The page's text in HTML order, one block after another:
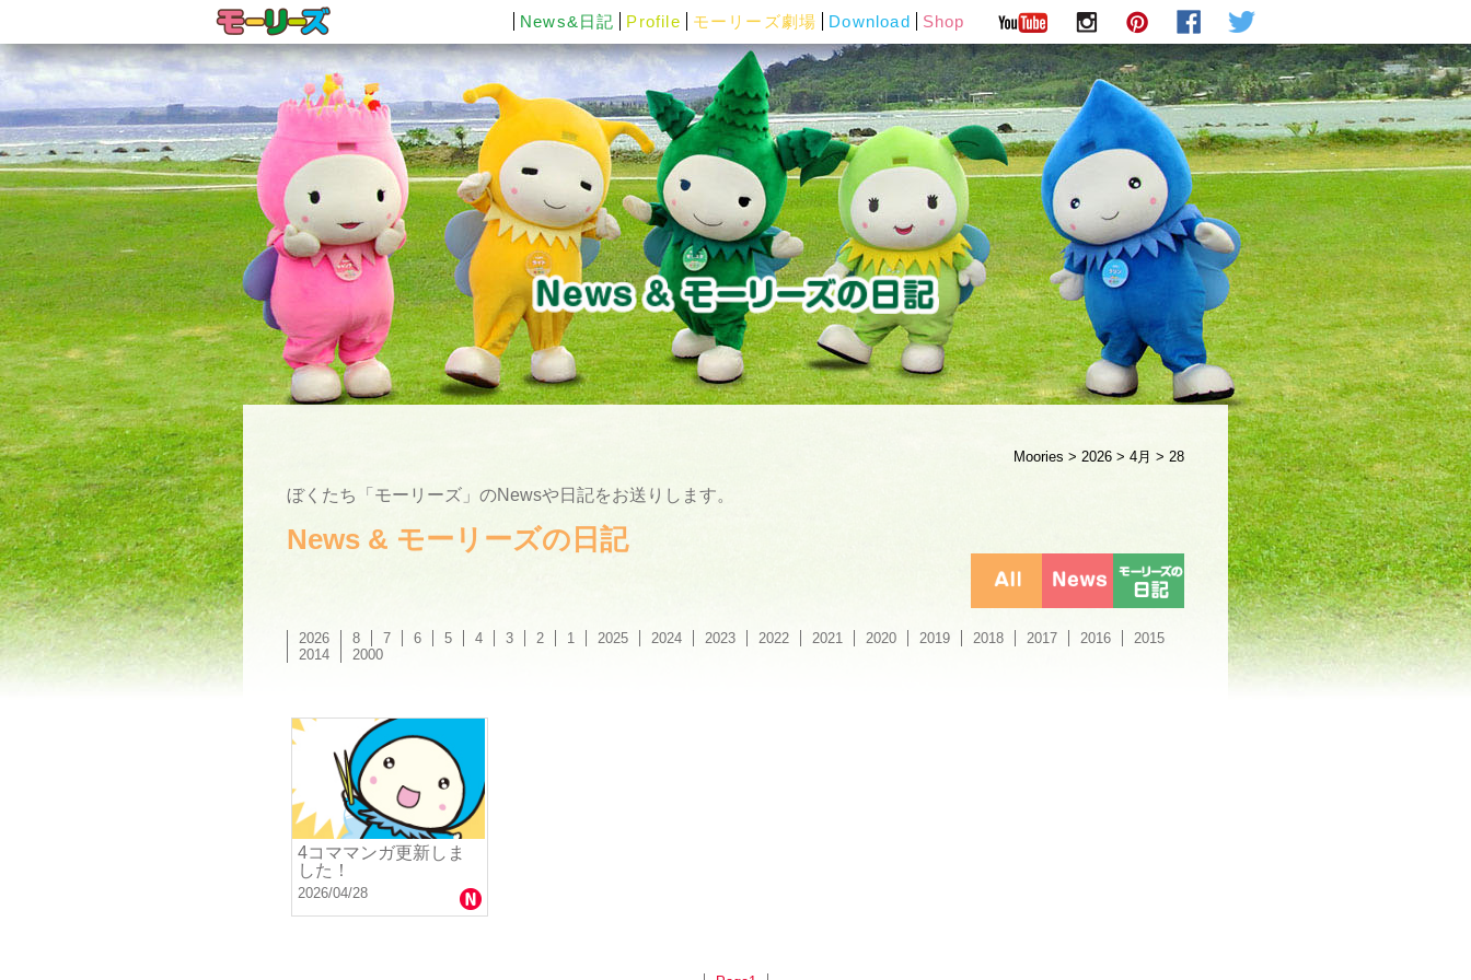
News&日記 Profile モーリーズ劇場 Download Shop
Moories > 2026 > 4月 > 28
ぼくたち「モーリーズ」のNewsや日記をお送りします。
News & モーリーズの日記
2026 8 7 6 5 4 3 2 1 2025 2024 2023 2022 2021 2020 2019 2018 2017 2016
2015
2014
2000
4コママンガ更新しま
した！
2026/04/28